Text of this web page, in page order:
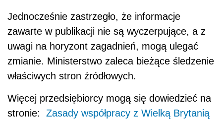
Jednocześnie zastrzegło, że informacje
zawarte w publikacji nie są wyczerpujące, a z
uwagi na horyzont zagadnień, mogą ulegać
zmianie. Ministerstwo zaleca bieżące śledzenie
właściwych stron źródłowych.
Więcej przedsiębiorcy mogą się dowiedzieć na
stronie: Zasady współpracy z Wielką Brytanią